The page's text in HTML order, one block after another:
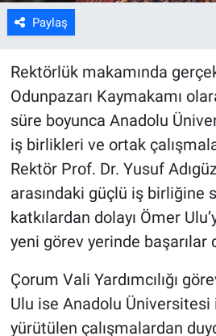
Paylaş
Rektörlük makamında
Odunpazarı Kaymakamı
süre boyunca Anadolu
iş birlikleri ve ortak
Rektör Prof. Dr. Yusuf
arasındaki güçlü iş birliğine
katkılardan dolayı Ömer
yeni görev yerinde başarılar
Çorum Vali Yardımcılığı
Ulu ise Anadolu
yürütülen çalışmalardan